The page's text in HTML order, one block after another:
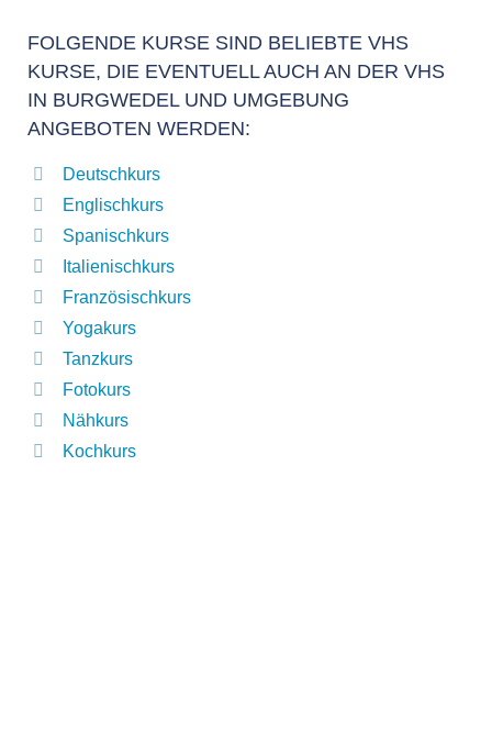
FOLGENDE KURSE SIND BELIEBTE VHS
KURSE, DIE EVENTUELL AUCH AN DER VHS
IN BURGWEDEL UND UMGEBUNG
ANGEBOTEN WERDEN:
Deutschkurs
Englischkurs
Spanischkurs
Italienischkurs
Französischkurs
Yogakurs
Tanzkurs
Fotokurs
Nähkurs
Kochkurs